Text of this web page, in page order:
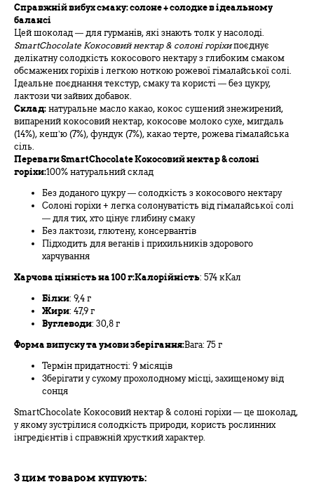
Справжній вибух смаку: солоне + солодке в ідеальному
балансі
Цей шоколад — для гурманів, які знають толк у насолоді.
SmartChocolate Кокосовий нектар & солоні горіхипоєднує
делікатну солодкість кокосового нектару з глибоким смаком
обсмажених горіхів і легкою ноткою рожевої гімалайської солі.
Ідеальне поєднання текстур, смаку та користі — без цукру,
лактози чи зайвих добавок.
Склад: натуральне масло какао, кокос сушений знежирений,
випарений кокосовий нектар, кокосове молоко сухе, мигдаль
(14%), кеш’ю (7%), фундук (7%), какао терте, рожева гімалайська
сіль.
Переваги SmartChocolate Кокосовий нектар & солоні
горіхи:100% натуральний склад
Без доданого цукру — солодкість з кокосового нектару
Солоні горіхи + легка солонуватість від гімалайської солі
— для тих, хто цінує глибину смаку
Без лактози, глютену, консервантів
Підходить для веганів і прихильників здорового
харчування
Харчова цінність на 100 г:Калорійність: 574 кКал
Білки: 9,4 г
Жири: 47,9 г
Вуглеводи: 30,8 г
Форма випуску та умови зберігання:Вага: 75 г
Термін придатності: 9 місяців
Зберігати у сухому прохолодному місці, захищеному від
сонця
SmartChocolate Кокосовий нектар & солоні горіхи — це шоколад,
у якому зустрілися солодкість природи, користь рослинних
інгредієнтів і справжній хрусткий характер.
З цим товаром купують: